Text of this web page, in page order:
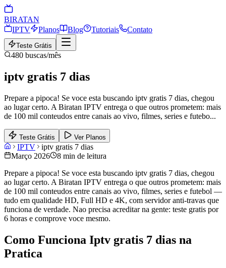
BIRATAN
IPTV
Planos Blog Tutoriais Contato
Teste Grátis
480 buscas/mês
iptv gratis 7 dias
Prepare a pipoca! Se voce esta buscando iptv gratis 7 dias, chegou
ao lugar certo. A Biratan IPTV entrega o que outros prometem: mais
de 100 mil conteudos entre canais ao vivo, filmes, series e futebo...
Teste Grátis Ver Planos
IPTV
iptv gratis 7 dias
Março 2026
8 min de leitura
Prepare a pipoca! Se voce esta buscando iptv gratis 7 dias, chegou
ao lugar certo. A Biratan IPTV entrega o que outros prometem: mais
de 100 mil conteudos entre canais ao vivo, filmes, series e futebol —
tudo em qualidade HD, Full HD e 4K, com servidor anti-travas que
funciona de verdade. Nao precisa acreditar na gente: teste gratis por
6 horas e comprove voce mesmo.
Como Funciona Iptv gratis 7 dias na
Pratica